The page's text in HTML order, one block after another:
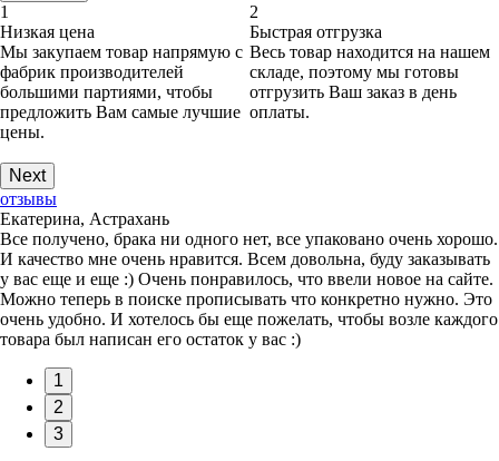
1
Низкая цена
Мы закупаем товар напрямую с
фабрик производителей
большими партиями, чтобы
предложить Вам самые лучшие
цены.
2
Быстрая отгрузка
Весь товар находится на нашем
складе, поэтому мы готовы
отгрузить Ваш заказ в день
оплаты.
Next
отзывы
Екатерина, Астрахань
Все получено, брака ни одного нет, все упаковано очень хорошо.
И качество мне очень нравится. Всем довольна, буду заказывать
у вас еще и еще :) Очень понравилось, что ввели новое на сайте.
Можно теперь в поиске прописывать что конкретно нужно. Это
очень удобно. И хотелось бы еще пожелать, чтобы возле каждого
товара был написан его остаток у вас :)
1
2
3